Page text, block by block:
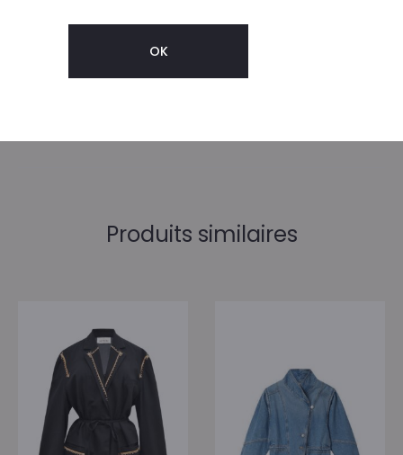
Produits similaires